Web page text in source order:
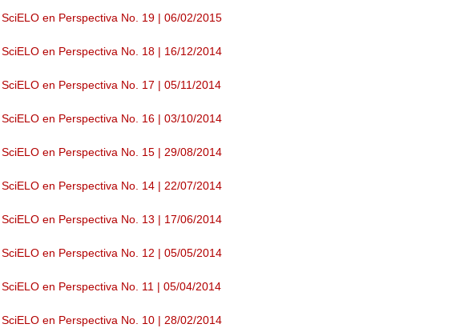
en Perspectiva No. 19 | 06/02/2015
en Perspectiva No. 18 | 16/12/2014
en Perspectiva No. 17 | 05/11/2014
en Perspectiva No. 16 | 03/10/2014
en Perspectiva No. 15 | 29/08/2014
en Perspectiva No. 14 | 22/07/2014
en Perspectiva No. 13 | 17/06/2014
en Perspectiva No. 12 | 05/05/2014
en Perspectiva No. 11 | 05/04/2014
en Perspectiva No. 10 | 28/02/2014